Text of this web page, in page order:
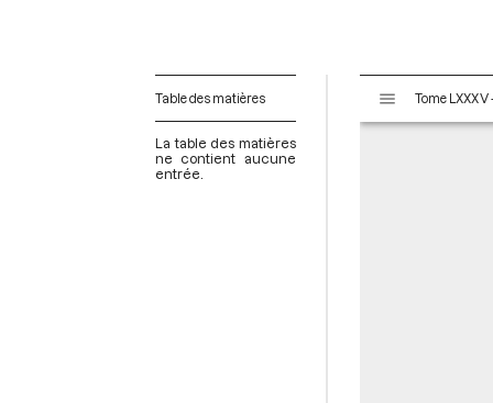
Table des matières
La table des matières
ne contient aucune
entrée.
s